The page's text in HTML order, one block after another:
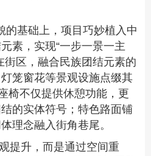
的基础上，项目巧妙植入中
素，实现“一步一景一主
街区，融合民族团结元素的
笼窗花等景观设施点缀其
椅不仅提供休憩功能，更
的实体符号；特色路面铺
理念融入街角巷尾。
提升，而是通过空间重